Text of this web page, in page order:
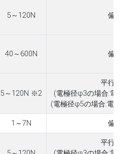
5～120N
偏
40～600N
偏
5～120N ※2
平行
(電極径φ3の場合:電
(電極径φ5の場合:電
1～7N 偏
平行